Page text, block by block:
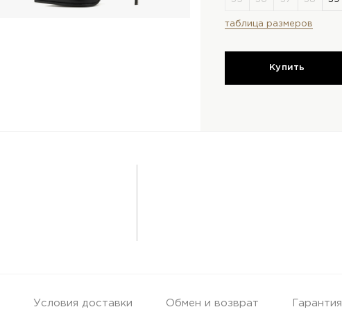
таблица размеров
Купить
Условия доставки Обмен и возврат Гарантия